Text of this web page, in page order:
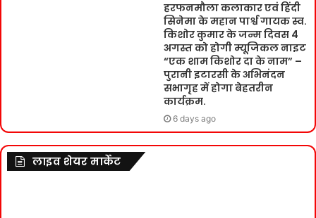
हरफनमौला कलाकार एवं हिंदी
सिनेमा के महान पार्श्व गायक स्व.
किशोर कुमार के जन्म दिवस 4
अगस्त को होगी म्यूजिकल नाइट
“एक शाम किशोर दा के नाम” –
पुरानी इटारसी के अभिनंदन
सभागृह में होगा बेहतरीन
कार्यक्रम.
6 days ago
लाइव शेयर मार्केट